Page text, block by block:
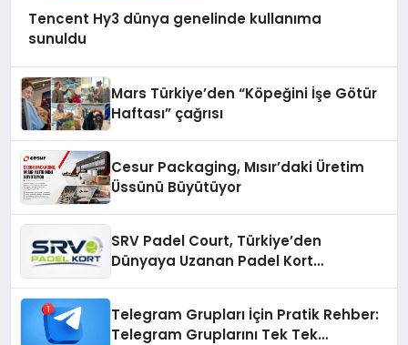
Tencent Hy3 dünya genelinde kullanıma
sunuldu
Mars Türkiye’den “Köpeğini İşe Götür
Haftası” çağrısı
Cesur Packaging, Mısır’daki Üretim
Üssünü Büyütüyor
SRV Padel Court, Türkiye’den
Dünyaya Uzanan Padel Kort
Telegram Grupları İçin Pratik Rehber:
Telegram Gruplarını Tek Tek